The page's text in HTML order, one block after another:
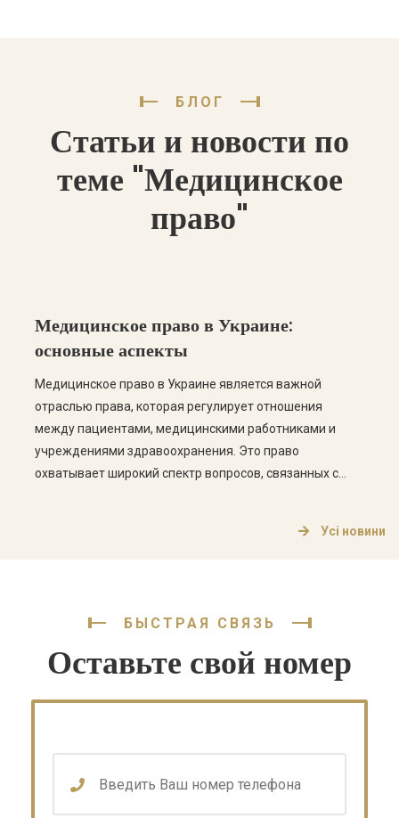
БЛОГ
Статьи и новости по
теме "Медицинское
право"
Медицинское право в Украине:
основные аспекты
Медицинское право в Украине является важной
отраслью права, которая регулирует отношения
между пациентами, медицинскими работниками и
учреждениями здравоохранения. Это право
охватывает широкий спектр вопросов, связанных с
Усі новини
БЫСТРАЯ СВЯЗЬ
Оставьте свой номер